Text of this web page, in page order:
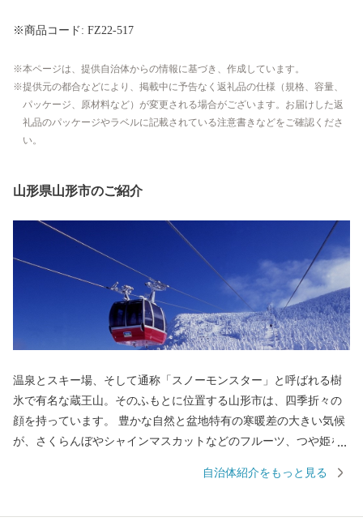
※商品コード: FZ22-517
本ページは、提供自治体からの情報に基づき、作成しています。
提供元の都合などにより、掲載中に予告なく返礼品の仕様（規格、容量、
パッケージ、原材料など）が変更される場合がございます。お届けした返
礼品のパッケージやラベルに記載されている注意書きなどをご確認くださ
い。
山形県山形市のご紹介
温泉とスキー場、そして通称「スノーモンスター」と呼ばれる樹
氷で有名な蔵王山。そのふもとに位置する山形市は、四季折々の
顔を持っています。 豊かな自然と盆地特有の寒暖差の大きい気候
が、さくらんぼやシャインマスカットなどのフルーツ、つや姫を
どの「山形ブランド」を生み出しています。 街中には商家の蔵や
自治体紹介をもっと見る